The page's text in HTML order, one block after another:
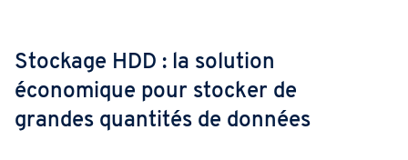
Stockage HDD : la solution
économique pour stocker de
grandes quantités de données